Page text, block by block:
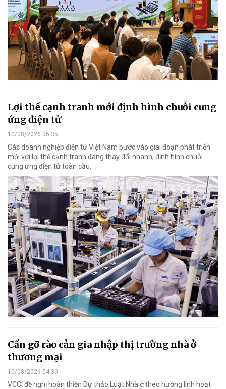
Lợi thế cạnh tranh mới định hình chuỗi cung
ứng điện tử
10/08/2026 05:35
Các doanh nghiệp điện tử Việt Nam bước vào giai đoạn phát triển
mới với lợi thế cạnh tranh đang thay đổi nhanh, định hình chuỗi
cung ứng điện tử toàn cầu.
Cần gỡ rào cản gia nhập thị trường nhà ở
thương mại
10/08/2026 04:30
VCCI đề nghị hoàn thiện Dự thảo Luật Nhà ở theo hướng linh hoạt